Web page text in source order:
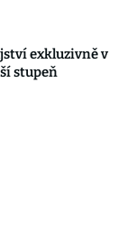
exkluzivně v
stupeň